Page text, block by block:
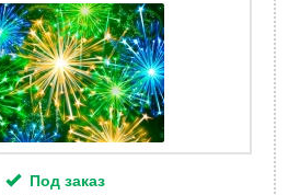
Под заказ